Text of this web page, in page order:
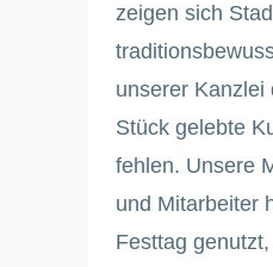
zeigen sich
unserer Kanzlei
Stück gelebte
fehlen. Unsere
und Mitarbeiter
Festtag